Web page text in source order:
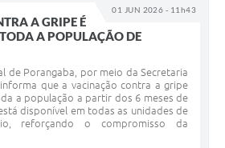
01 JUN 2026 - 11h43
A GRIPE É
A POPULAÇÃO DE
de Porangaba, por meio da Secretaria
que a vacinação contra a gripe
a população a partir dos 6 meses de
disponível em todas as unidades de
reforçando o compromisso da